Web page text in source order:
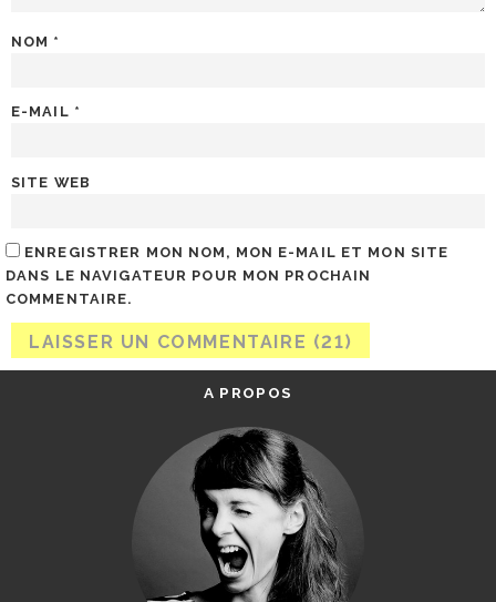
NOM *
E-MAIL *
SITE WEB
ENREGISTRER MON NOM, MON E-MAIL ET MON SITE
DANS LE NAVIGATEUR POUR MON PROCHAIN
COMMENTAIRE.
A PROPOS